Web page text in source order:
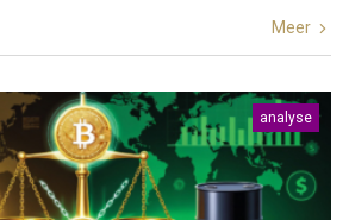
Meer
analyse